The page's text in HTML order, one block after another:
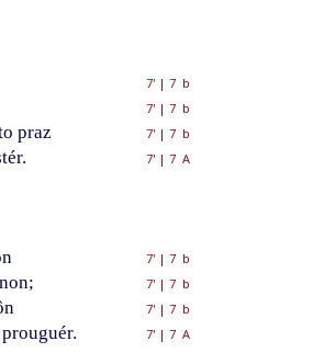
7'| 7 b
7'| 7 b
praz 7'| 7 b
7'| 7 A
7'| 7 b
7'| 7 b
7'| 7 b
7'| 7 A